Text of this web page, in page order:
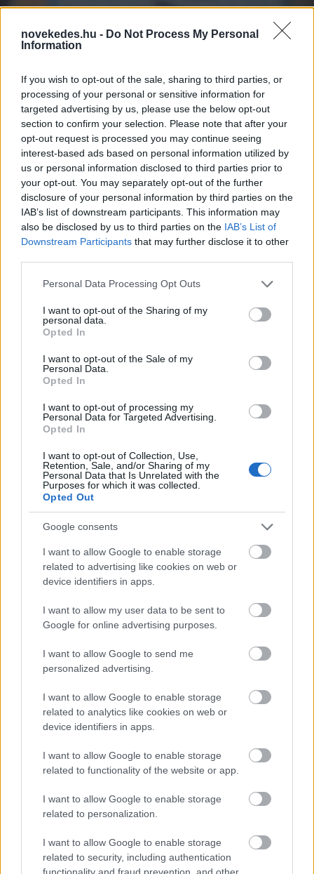
novekedes.hu - Do Not Process My Personal
Information
If you wish to opt-out of the sale, sharing to third parties, or
processing of your personal or sensitive information for
targeted advertising by us, please use the below opt-out
section to confirm your selection. Please note that after your
opt-out request is processed you may continue seeing
interest-based ads based on personal information utilized by
us or personal information disclosed to third parties prior to
your opt-out. You may separately opt-out of the further
disclosure of your personal information by third parties on the
IAB’s list of downstream participants. This information may
also be disclosed by us to third parties on the IAB’s List of
Downstream Participants that may further disclose it to other
Please note that this website/app uses one or more Google
not limited to your visit or usage behaviour. You may click to
grant or deny consent to Google and its third-party tags to
use your data for below specified purposes in below Google
consent section.
Personal Data Processing Opt Outs
I want to opt-out of the Sharing of my
personal data.
Opted In
I want to opt-out of the Sale of my
Personal Data.
Opted In
I want to opt-out of processing my
Personal Data for Targeted Advertising.
Opted In
I want to opt-out of Collection, Use,
Retention, Sale, and/or Sharing of my
Personal Data that Is Unrelated with the
Purposes for which it was collected.
Opted Out
Google consents
I want to allow Google to enable storage
related to advertising like cookies on web or
device identifiers in apps.
I want to allow my user data to be sent to
Google for online advertising purposes.
I want to allow Google to send me
personalized advertising.
I want to allow Google to enable storage
related to analytics like cookies on web or
device identifiers in apps.
I want to allow Google to enable storage
related to functionality of the website or app.
I want to allow Google to enable storage
related to personalization.
I want to allow Google to enable storage
related to security, including authentication
functionality and fraud prevention, and other
Háború: brutális
oroszok - Kijev már
készül az új
hadműveletre
2024. NOV. 13. NÖVEKEDÉS.HU
Ez történt az ukrán háború 993-dik napján:
- Az oroszok több hete készülnek arra, hogy
hadműveleteket hajtsanak végre - közölte egy
ukrán katonai szóvivő. Az orosz csapatok a
Vremivka, Gulyaipole és Robotyne környéki
területekre lettek összevonva. Elmondta, hogy
Ukrajna megerősítette védelmi vonalait a
szektorban.
- Az amerikai külügyminisztérium közlése
szerint több mint 10 ezer észak-koreai katona
kezdett harci műveletekbe az orosz erők
oldalán, főként az oroszországi Kurszk
területén.
- Antony Blinken, amerikai külügyminiszter
repülőútra indul Európába, hogy sürgős
megbeszéléseket folytasson Ukrajnáról a
NATO és az EU tisztviselőivel. Szerdán
növelni az Ukrajnának nyújtott támogatást, és
konferenciára.